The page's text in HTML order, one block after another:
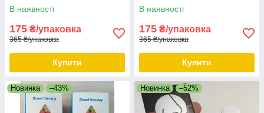
В наявності
175 ₴/упаковка
365 ₴/упаковка
Купити
В наявності
175 ₴/упаковка
365 ₴/упаковка
Купити
Новинка –43% Новинка –52%